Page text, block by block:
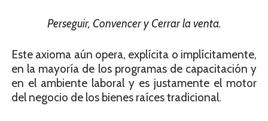
Perseguir, Convencer y Cerrar la venta.
Este axioma aún opera, explícita o implícitamente,
en la mayoría de los programas de capacitación y
en el ambiente laboral y es justamente el motor
del negocio de los bienes raíces tradicional.